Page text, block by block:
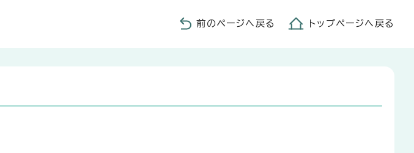
前のページへ戻る トップページへ戻る